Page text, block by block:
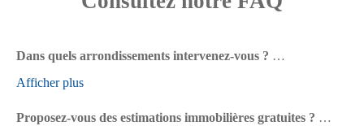
Dans quels arrondissements intervenez-vous ?
Notre agence immobilière intervient dans tout Paris et en région
parisienne, avec une expertise reconnue sur Paris Rive Gauche
Afficher plus
Proposez-vous des estimations immobilières gratuites ?